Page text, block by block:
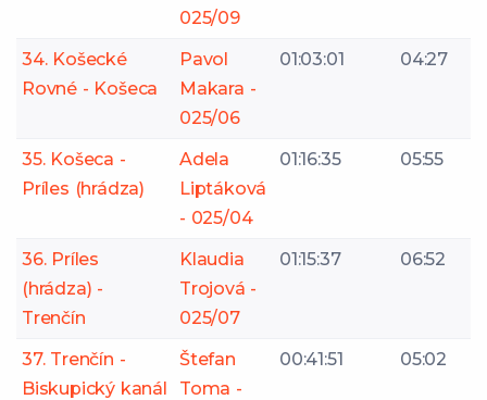
025/09
34. Košecké
Rovné - Košeca
Pavol
Makara -
025/06
01:03:01 04:27
35. Košeca -
Príles (hrádza)
Adela
Liptáková
- 025/04
01:16:35 05:55
36. Príles
(hrádza) -
Trenčín
Klaudia
Trojová -
025/07
01:15:37 06:52
37. Trenčín -
Biskupický kanál
Štefan
Toma -
00:41:51 05:02